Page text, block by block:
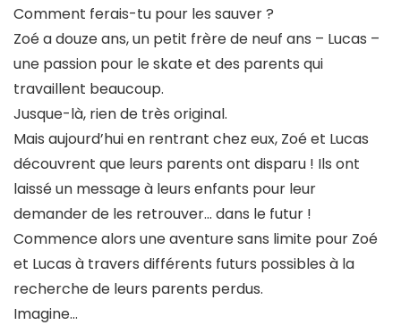
Comment ferais-tu pour les sauver ?
Zoé a douze ans, un petit frère de neuf ans – Lucas –
une passion pour le skate et des parents qui
travaillent beaucoup.
Jusque-là, rien de très original.
Mais aujourd’hui en rentrant chez eux, Zoé et Lucas
découvrent que leurs parents ont disparu ! Ils ont
laissé un message à leurs enfants pour leur
demander de les retrouver… dans le futur !
Commence alors une aventure sans limite pour Zoé
et Lucas à travers différents futurs possibles à la
recherche de leurs parents perdus.
Imagine…